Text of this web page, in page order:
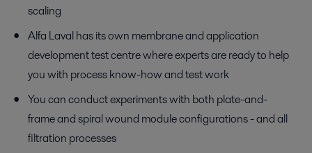
scaling
Alfa Laval has its own membrane and application
development test centre where experts are ready to help
you with process know-how and test work
You can conduct experiments with both plate-and-
frame and spiral wound module configurations - and all
filtration processes